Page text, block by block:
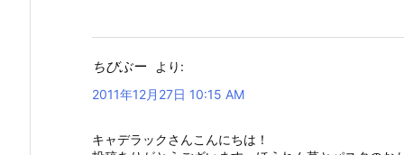
ちびぶー
より:
2011年12月27日 10:15 AM
キャデラックさんこんにちは！